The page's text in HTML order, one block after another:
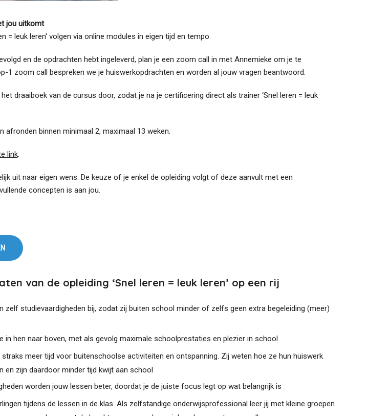
jou uitkomt
= leuk leren' volgen via online modules in eigen tijd en tempo.
en de opdrachten hebt ingeleverd, plan je een zoom call in met Annemieke om je te
1 zoom call bespreken we je huiswerkopdrachten en worden al jouw vragen beantwoord.
draaiboek van de cursus door, zodat je na je certificering direct als trainer ‘Snel leren = leuk
afronden binnen minimaal 2, maximaal 13 weken.
link.
uit naar eigen wens. De keuze of je enkel de opleiding volgt of deze aanvult met een
concepten is aan jou.
van de opleiding ‘Snel leren = leuk leren’ op een rij
zelf studievaardigheden bij, zodat zij buiten school minder of zelfs geen extra begeleiding (meer)
in hen naar boven, met als gevolg maximale schoolprestaties en plezier in school
straks meer tijd voor buitenschoolse activiteiten en ontspanning. Zij weten hoe ze hun huiswerk
en zijn daardoor minder tijd kwijt aan school
worden jouw lessen beter, doordat je de juiste focus legt op wat belangrijk is
tijdens de lessen in de klas. Als zelfstandige onderwijsprofessional leer jij met kleine groepen